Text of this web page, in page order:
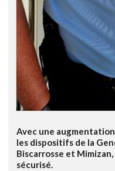
Avec une
les dispositifs de la
Biscarrosse et
sécurisé.